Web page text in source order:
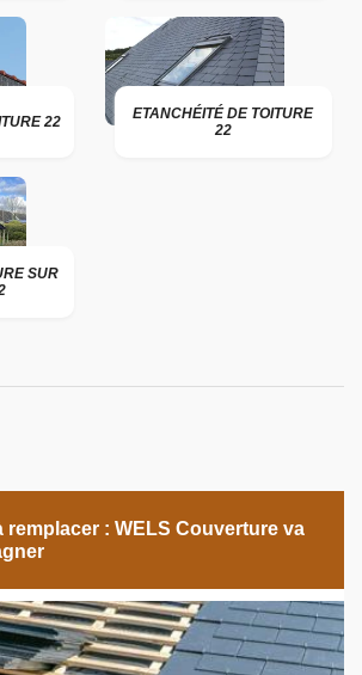
22
ETANCHÉITÉ DE TOITURE
22
SUR
remplacer : WELS Couverture va